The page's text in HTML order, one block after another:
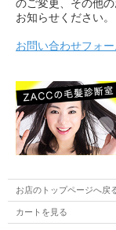
のご変更、その他
お知らせください。
お問い合わせフォ
お店のトップページへ戻
カートを見る